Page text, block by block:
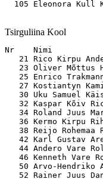
Tsirguliina Kool
Nr    Nimi
21 Rico Kirpu
23 Oliver
25 Enrico
27 Kostiantyn
30 Uku Samuel
32 Kaspar Kõiv
34 Roland Juus
36 Kermo Kirpu
38 Reijo
42 Karl Gustav
44 Andero Vare
46 Kenneth Vare
50 Arvo-
52 Rainer Juus